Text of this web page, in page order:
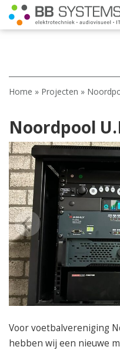
050
Home » Projecten »
Noordpool
Voor voetbalvereniging
hebben wij een nieuwe